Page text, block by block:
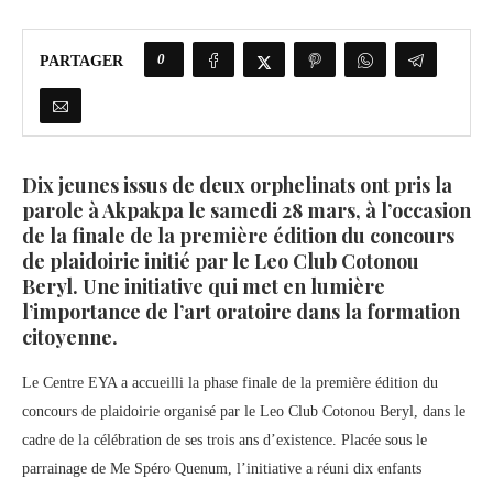
PARTAGER 0
Dix jeunes issus de deux orphelinats ont pris la
parole à Akpakpa le samedi 28 mars, à l’occasion
de la finale de la première édition du concours
de plaidoirie initié par le Leo Club Cotonou
Beryl. Une initiative qui met en lumière
l’importance de l’art oratoire dans la formation
citoyenne.
Le Centre EYA a accueilli la phase finale de la première édition du
concours de plaidoirie organisé par le Leo Club Cotonou Beryl, dans le
cadre de la célébration de ses trois ans d’existence. Placée sous le
parrainage de Me Spéro Quenum, l’initiative a réuni dix enfants